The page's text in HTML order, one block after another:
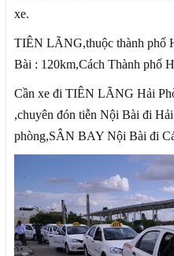
xe.
TIÊN LÃNG,thuộc thành phố
Bài : 120km,Cách Thành phố
Cần xe đi TIÊN LÃNG Hải
,chuyên đón tiễn Nội Bài đi
phòng,SÂN BAY Nội Bài đi